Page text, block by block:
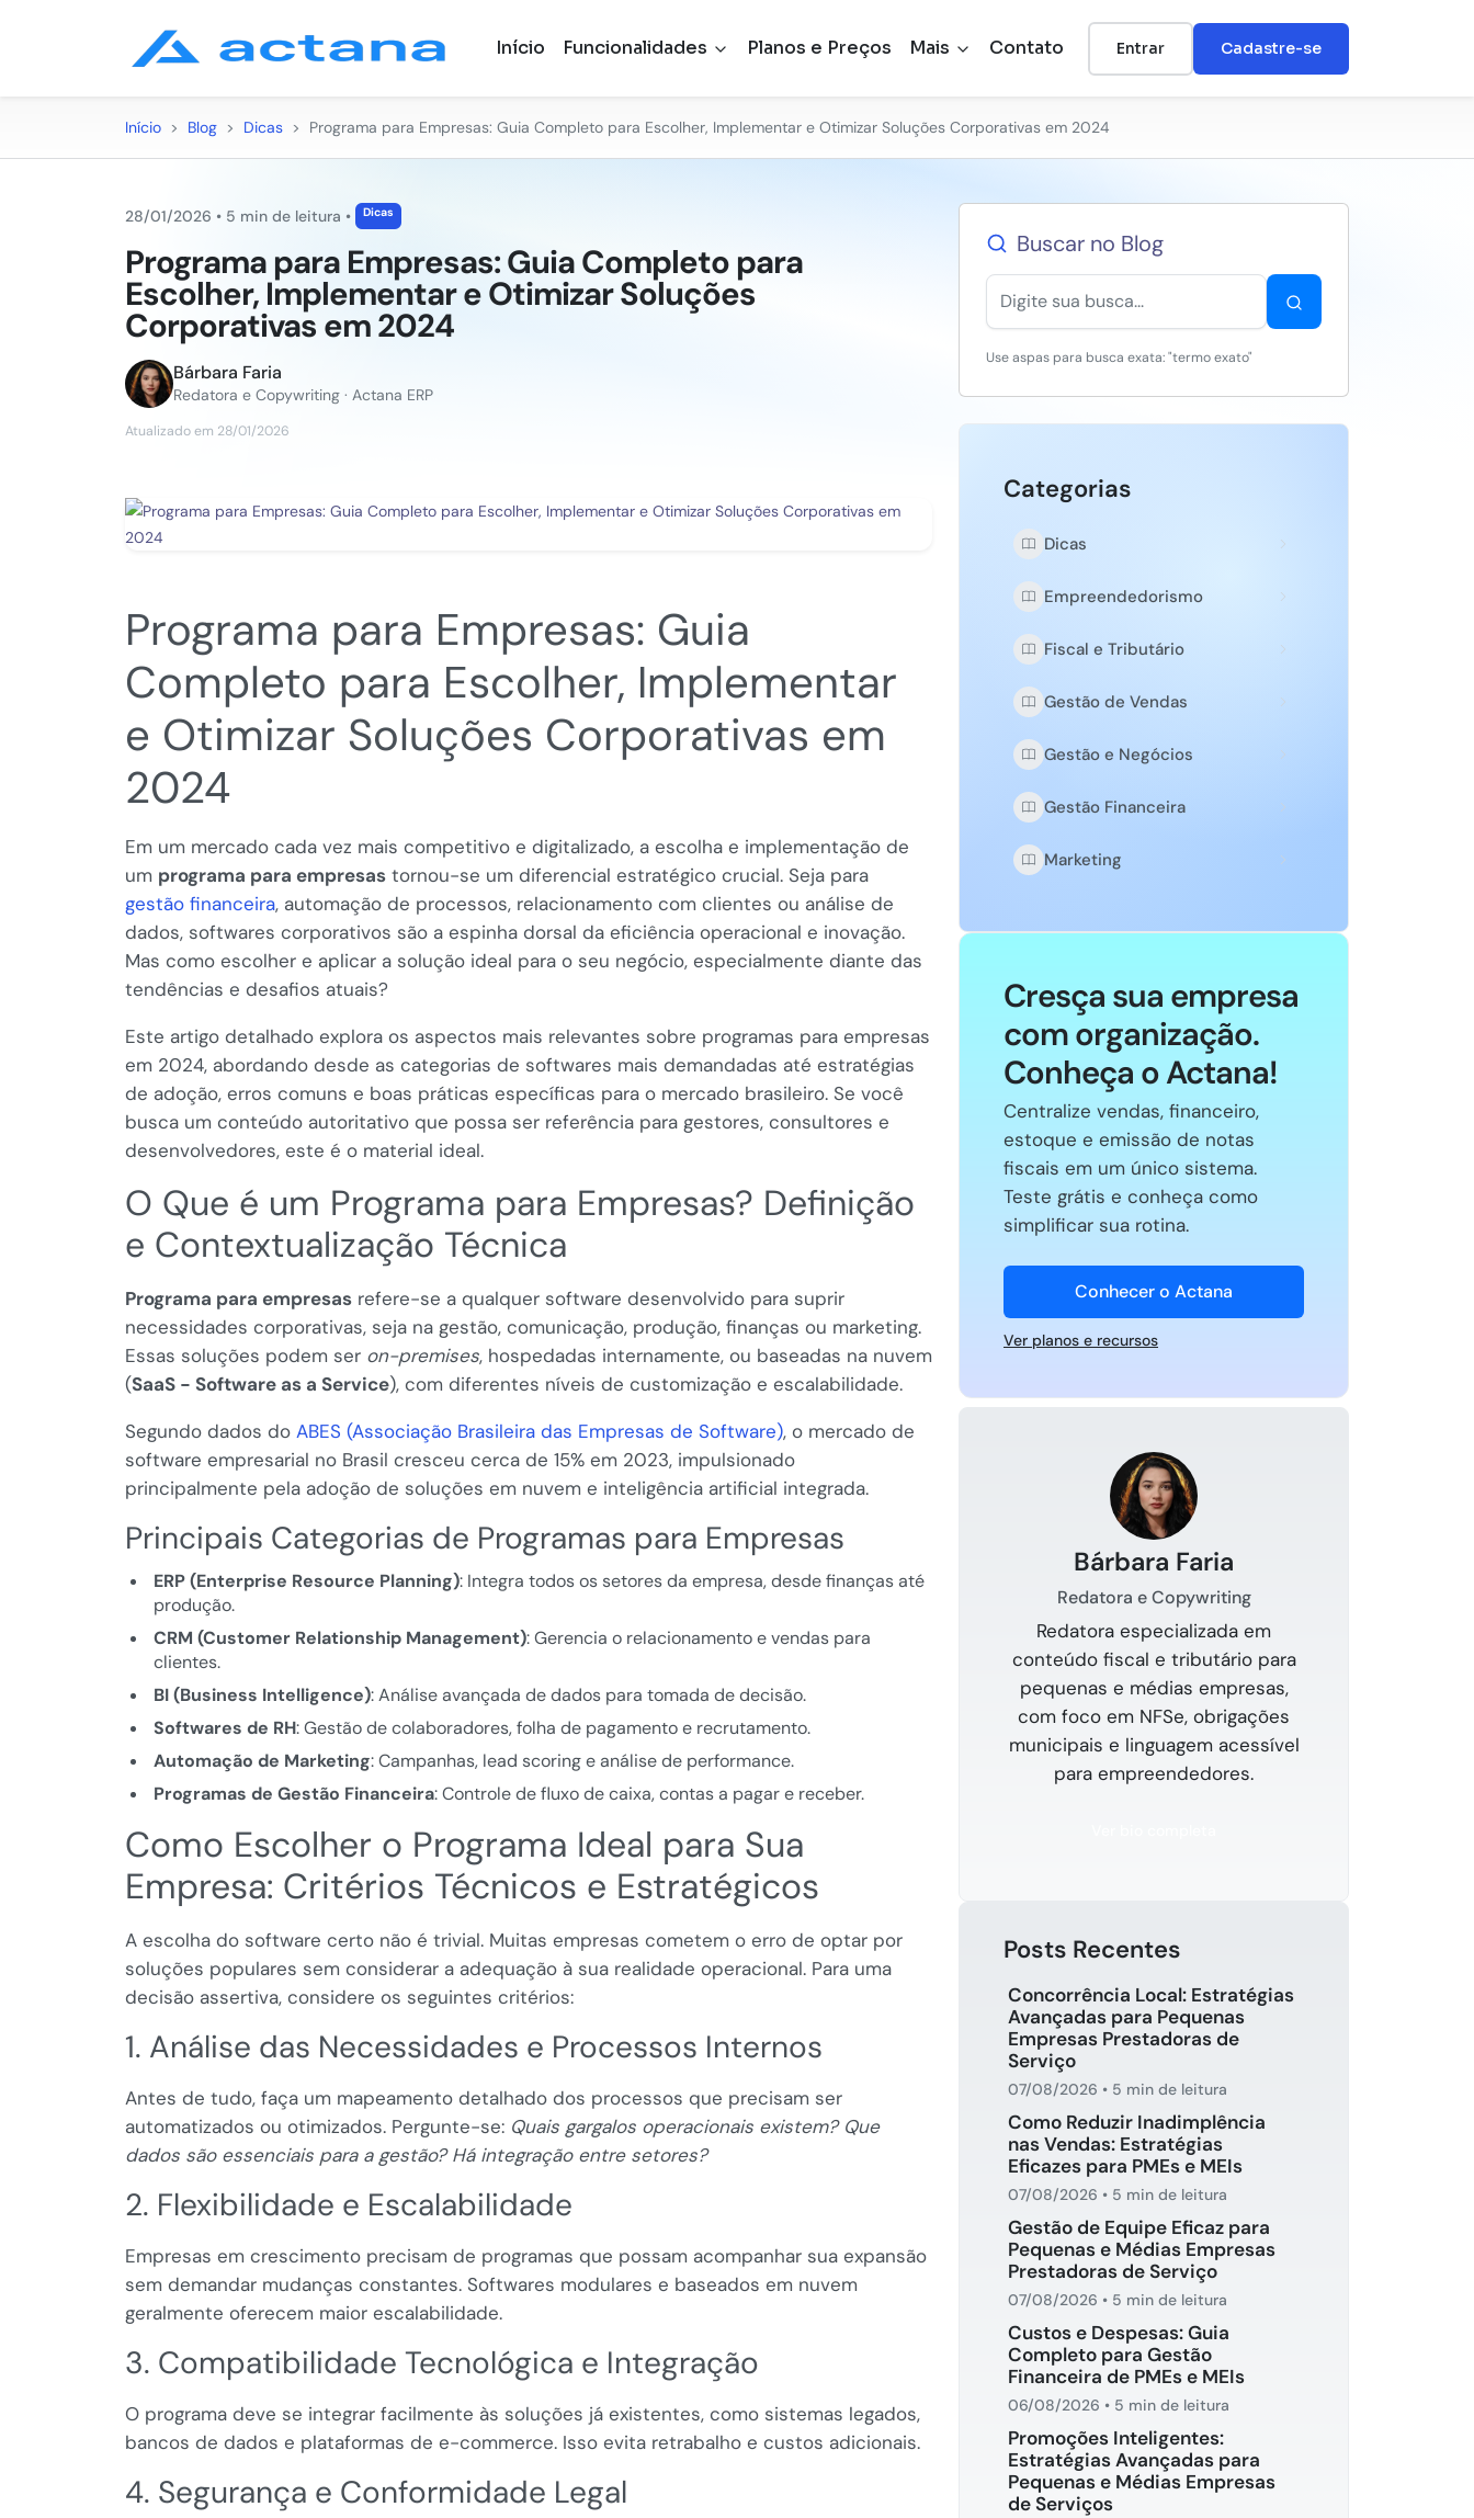
Início Funcionalidades Planos e Preços Mais Contato Entrar Cadastre-se
Início > Blog > Dicas > Programa para Empresas: Guia Completo para Escolher, Implementar e Otimizar Soluções Corporativas em 2024
28/01/2026 • 5 min de leitura • Dicas
Programa para Empresas: Guia Completo para
Escolher, Implementar e Otimizar Soluções
Corporativas em 2024
Bárbara Faria
Redatora e Copywriting · Actana ERP
Atualizado em 28/01/2026
Programa para Empresas: Guia
Completo para Escolher, Implementar
e Otimizar Soluções Corporativas em
2024
Em um mercado cada vez mais competitivo e digitalizado, a escolha e implementação de
um programa para empresas tornou-se um diferencial estratégico crucial. Seja para
gestão financeira, automação de processos, relacionamento com clientes ou análise de
dados, softwares corporativos são a espinha dorsal da eficiência operacional e inovação.
Mas como escolher e aplicar a solução ideal para o seu negócio, especialmente diante das
tendências e desafios atuais?
Este artigo detalhado explora os aspectos mais relevantes sobre programas para empresas
em 2024, abordando desde as categorias de softwares mais demandadas até estratégias
de adoção, erros comuns e boas práticas específicas para o mercado brasileiro. Se você
busca um conteúdo autoritativo que possa ser referência para gestores, consultores e
desenvolvedores, este é o material ideal.
O Que é um Programa para Empresas? Definição
e Contextualização Técnica
Programa para empresas refere-se a qualquer software desenvolvido para suprir
necessidades corporativas, seja na gestão, comunicação, produção, finanças ou marketing.
Essas soluções podem ser on-premises, hospedadas internamente, ou baseadas na nuvem
(SaaS - Software as a Service), com diferentes níveis de customização e escalabilidade.
Segundo dados do ABES (Associação Brasileira das Empresas de Software), o mercado de
software empresarial no Brasil cresceu cerca de 15% em 2023, impulsionado
principalmente pela adoção de soluções em nuvem e inteligência artificial integrada.
Principais Categorias de Programas para Empresas
ERP (Enterprise Resource Planning): Integra todos os setores da empresa, desde finanças até
produção.
CRM (Customer Relationship Management): Gerencia o relacionamento e vendas para
clientes.
BI (Business Intelligence): Análise avançada de dados para tomada de decisão.
Softwares de RH: Gestão de colaboradores, folha de pagamento e recrutamento.
Automação de Marketing: Campanhas, lead scoring e análise de performance.
Programas de Gestão Financeira: Controle de fluxo de caixa, contas a pagar e receber.
Como Escolher o Programa Ideal para Sua
Empresa: Critérios Técnicos e Estratégicos
A escolha do software certo não é trivial. Muitas empresas cometem o erro de optar por
soluções populares sem considerar a adequação à sua realidade operacional. Para uma
decisão assertiva, considere os seguintes critérios:
1. Análise das Necessidades e Processos Internos
Antes de tudo, faça um mapeamento detalhado dos processos que precisam ser
automatizados ou otimizados. Pergunte-se: Quais gargalos operacionais existem? Que
dados são essenciais para a gestão? Há integração entre setores?
2. Flexibilidade e Escalabilidade
Empresas em crescimento precisam de programas que possam acompanhar sua expansão
sem demandar mudanças constantes. Softwares modulares e baseados em nuvem
geralmente oferecem maior escalabilidade.
3. Compatibilidade Tecnológica e Integração
O programa deve se integrar facilmente às soluções já existentes, como sistemas legados,
bancos de dados e plataformas de e-commerce. Isso evita retrabalho e custos adicionais.
4. Segurança e Conformidade Legal
Buscar no Blog
Use aspas para busca exata: "termo exato"
Categorias
Dicas
Empreendedorismo
Fiscal e Tributário
Gestão de Vendas
Gestão e Negócios
Gestão Financeira
Marketing
Cresça sua empresa
com organização.
Conheça o Actana!
Centralize vendas, financeiro,
estoque e emissão de notas
fiscais em um único sistema.
Teste grátis e conheça como
simplificar sua rotina.
Conhecer o Actana
Ver planos e recursos
Bárbara Faria
Redatora e Copywriting
Redatora especializada em
conteúdo fiscal e tributário para
pequenas e médias empresas,
com foco em NFSe, obrigações
municipais e linguagem acessível
para empreendedores.
Posts Recentes
Concorrência Local: Estratégias
Avançadas para Pequenas
Empresas Prestadoras de
Serviço
07/08/2026 • 5 min de leitura
Como Reduzir Inadimplência
nas Vendas: Estratégias
Eficazes para PMEs e MEIs
07/08/2026 • 5 min de leitura
Gestão de Equipe Eficaz para
Pequenas e Médias Empresas
Prestadoras de Serviço
07/08/2026 • 5 min de leitura
Custos e Despesas: Guia
Completo para Gestão
Financeira de PMEs e MEIs
06/08/2026 • 5 min de leitura
Promoções Inteligentes:
Estratégias Avançadas para
Pequenas e Médias Empresas
de Serviços